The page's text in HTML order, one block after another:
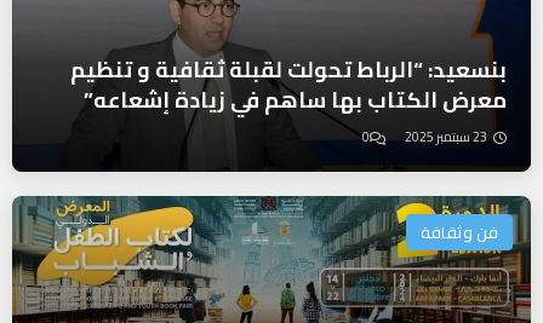
بنسعيد: “الرباط تحولت لقبلة ثقافية و تنظيم
معرض الكتاب بها ساهم في زيادة إشعاعه”
23 سبتمبر 2025 0
فن وثقافة